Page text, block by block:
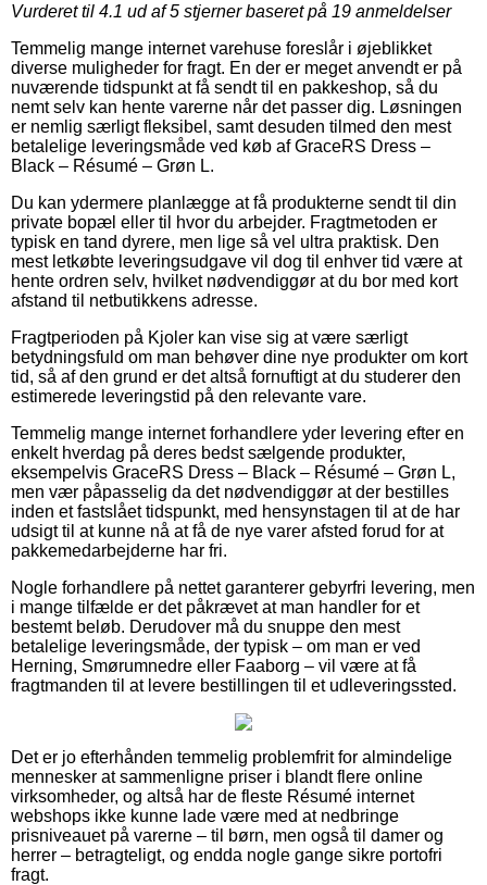
Vurderet til 4.1 ud af 5 stjerner baseret på 19 anmeldelser
Temmelig mange internet varehuse foreslår i øjeblikket
diverse muligheder for fragt. En der er meget anvendt er på
nuværende tidspunkt at få sendt til en pakkeshop, så du
nemt selv kan hente varerne når det passer dig. Løsningen
er nemlig særligt fleksibel, samt desuden tilmed den mest
betalelige leveringsmåde ved køb af GraceRS Dress –
Black – Résumé – Grøn L.
Du kan ydermere planlægge at få produkterne sendt til din
private bopæl eller til hvor du arbejder. Fragtmetoden er
typisk en tand dyrere, men lige så vel ultra praktisk. Den
mest letkøbte leveringsudgave vil dog til enhver tid være at
hente ordren selv, hvilket nødvendiggør at du bor med kort
afstand til netbutikkens adresse.
Fragtperioden på Kjoler kan vise sig at være særligt
betydningsfuld om man behøver dine nye produkter om kort
tid, så af den grund er det altså fornuftigt at du studerer den
estimerede leveringstid på den relevante vare.
Temmelig mange internet forhandlere yder levering efter en
enkelt hverdag på deres bedst sælgende produkter,
eksempelvis GraceRS Dress – Black – Résumé – Grøn L,
men vær påpasselig da det nødvendiggør at der bestilles
inden et fastslået tidspunkt, med hensynstagen til at de har
udsigt til at kunne nå at få de nye varer afsted forud for at
pakkemedarbejderne har fri.
Nogle forhandlere på nettet garanterer gebyrfri levering, men
i mange tilfælde er det påkrævet at man handler for et
bestemt beløb. Derudover må du snuppe den mest
betalelige leveringsmåde, der typisk – om man er ved
Herning, Smørumnedre eller Faaborg – vil være at få
fragtmanden til at levere bestillingen til et udleveringssted.
Det er jo efterhånden temmelig problemfrit for almindelige
mennesker at sammenligne priser i blandt flere online
virksomheder, og altså har de fleste Résumé internet
webshops ikke kunne lade være med at nedbringe
prisniveauet på varerne – til børn, men også til damer og
herrer – betragteligt, og endda nogle gange sikre portofri
fragt.